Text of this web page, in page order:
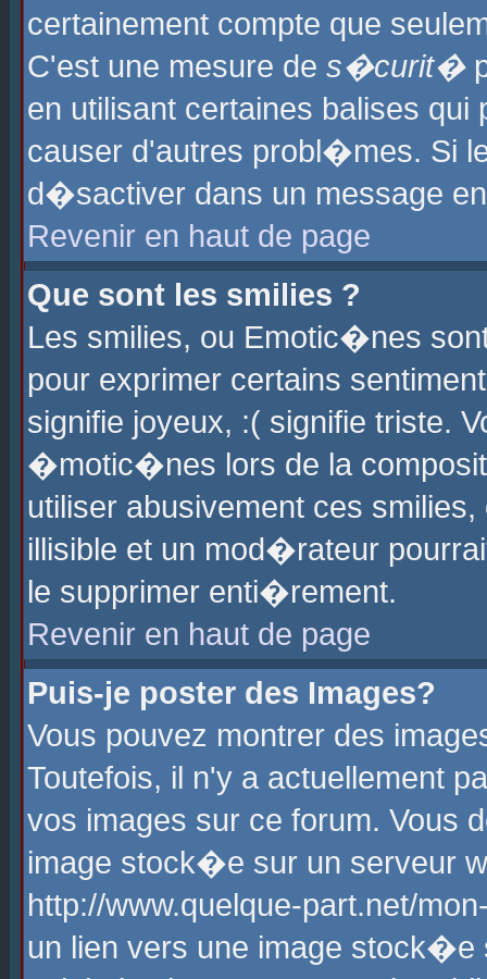
certainement compte que
C'est une mesure de s�curit�
en utilisant certaines balises
causer d'autres probl�mes. Si
d�sactiver dans un message
Revenir en haut de page
Que sont les smilies ?
Les smilies, ou Emotic�nes
pour exprimer certains
signifie joyeux, :( signifie triste.
�motic�nes lors de la
utiliser abusivement ces
illisible et un mod�rateur
le supprimer enti�rement.
Revenir en haut de page
Puis-je poster des Images?
Vous pouvez montrer des
Toutefois, il n'y a actuellement
vos images sur ce forum. Vous
image stock�e sur un serveur
http://www.quelque-part.net/
un lien vers une image